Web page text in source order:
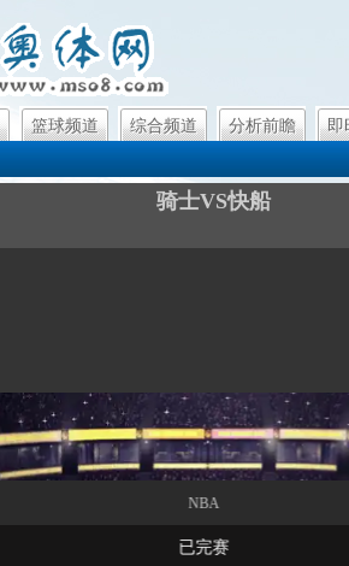
篮球频道 综合频道 分析前瞻 即
骑士VS快船